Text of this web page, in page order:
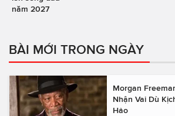
năm 2027
BÀI MỚI TRONG NGÀY
Morgan
Nhận Vai Dù
Hảo